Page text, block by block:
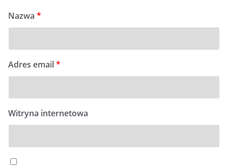
Nazwa *
Adres email*
Witryna internetowa